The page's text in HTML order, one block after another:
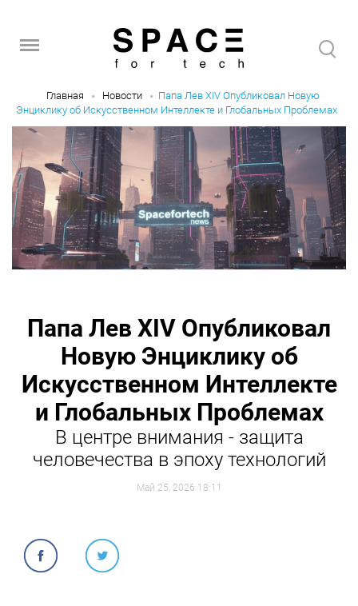
Главная Новости
Папа Лев XIV Опубликовал Новую
Энциклику об Искусственном Интеллекте и Глобальных Проблемах
Папа Лев XIV Опубликовал
Новую Энциклику об
Искусственном Интеллекте
и Глобальных Проблемах
В центре внимания - защита
человечества в эпоху технологий
Май 25, 2026 18:11